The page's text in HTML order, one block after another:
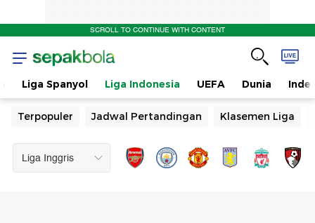
SCROLL TO CONTINUE WITH CONTENT
Liga Spanyol Liga Indonesia UEFA Dunia
Terpopuler Jadwal Pertandingan Klasemen Liga